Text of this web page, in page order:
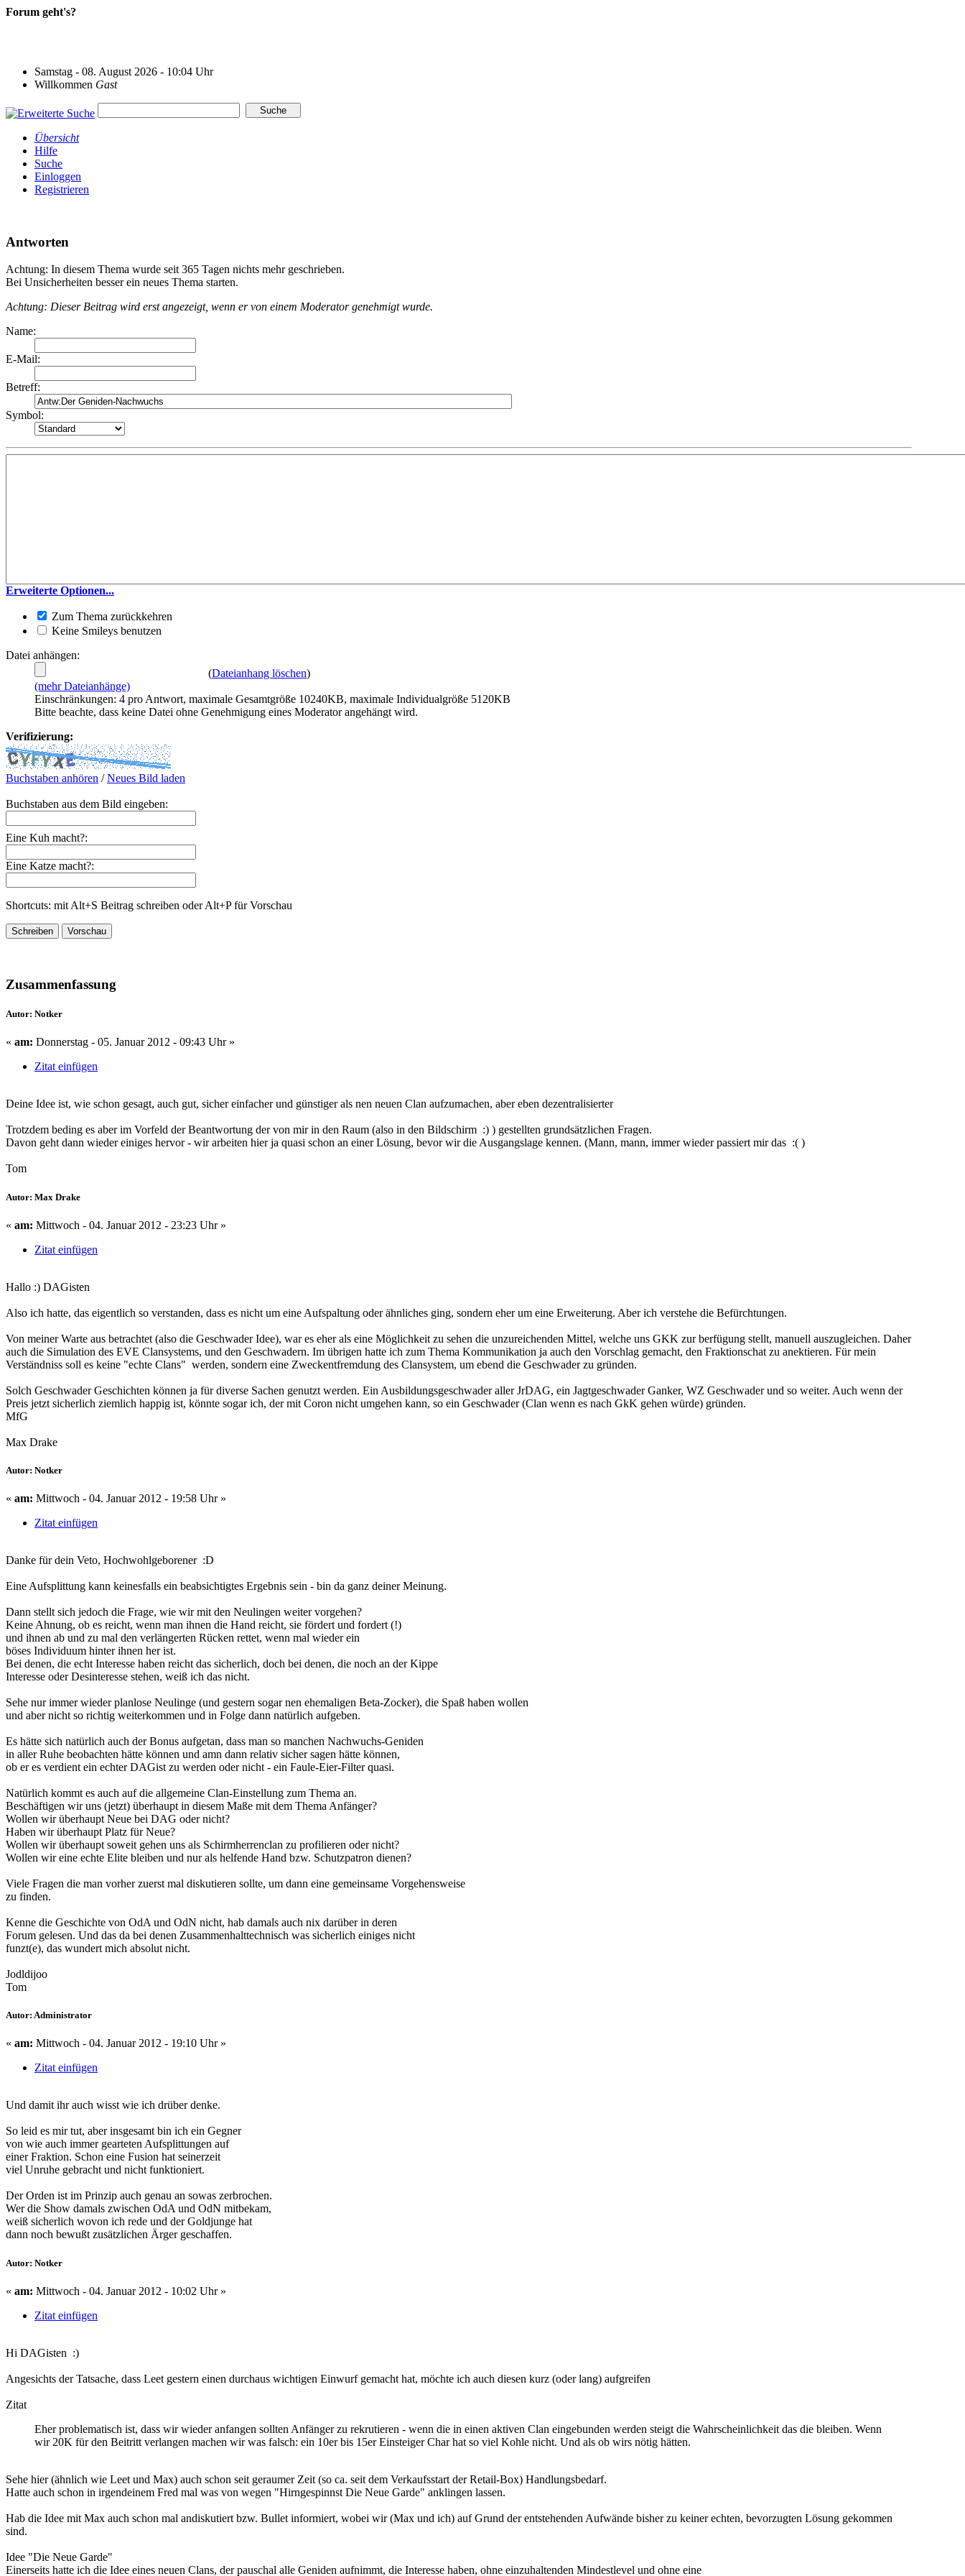
Forum geht's?
Samstag - 08. August 2026 - 10:04 Uhr
Willkommen Gast
Übersicht
Hilfe
Suche
Einloggen
Registrieren
Antworten
Achtung: In diesem Thema wurde seit 365 Tagen nichts mehr geschrieben.
Bei Unsicherheiten besser ein neues Thema starten.
Achtung: Dieser Beitrag wird erst angezeigt, wenn er von einem Moderator genehmigt wurde.
Name:
E-Mail:
Betreff:
Symbol:
Erweiterte Optionen...
Zum Thema zurückkehren
Keine Smileys benutzen
Datei anhängen:
(Dateianhang löschen)
(mehr Dateianhänge)
Einschränkungen: 4 pro Antwort, maximale Gesamtgröße 10240KB, maximale Individualgröße 5120KB
Bitte beachte, dass keine Datei ohne Genehmigung eines Moderator angehängt wird.
Verifizierung:
Buchstaben anhören /Neues Bild laden
Buchstaben aus dem Bild eingeben:
Eine Kuh macht?:
Eine Katze macht?:
Shortcuts: mit Alt+S Beitrag schreiben oder Alt+P für Vorschau
Zusammenfassung
Autor: Notker
« am: Donnerstag - 05. Januar 2012 - 09:43 Uhr »
Zitat einfügen
Deine Idee ist, wie schon gesagt, auch gut, sicher einfacher und günstiger als nen neuen Clan aufzumachen, aber eben dezentralisierter
Trotzdem beding es aber im Vorfeld der Beantwortung der von mir in den Raum (also in den Bildschirm :) ) gestellten grundsätzlichen Fragen.
Davon geht dann wieder einiges hervor - wir arbeiten hier ja quasi schon an einer Lösung, bevor wir die Ausgangslage kennen. (Mann, mann, immer wieder passiert mir das :( )
Tom
Autor: Max Drake
« am: Mittwoch - 04. Januar 2012 - 23:23 Uhr »
Zitat einfügen
Hallo :) DAGisten
Also ich hatte, das eigentlich so verstanden, dass es nicht um eine Aufspaltung oder ähnliches ging, sondern eher um eine Erweiterung. Aber ich verstehe die Befürchtungen.
Von meiner Warte aus betrachtet (also die Geschwader Idee), war es eher als eine Möglichkeit zu sehen die unzureichenden Mittel, welche uns GKK zur berfügung stellt, manuell auszugleichen. Daher
auch die Simulation des EVE Clansystems, und den Geschwadern. Im übrigen hatte ich zum Thema Kommunikation ja auch den Vorschlag gemacht, den Fraktionschat zu anektieren. Für mein
Verständniss soll es keine "echte Clans" werden, sondern eine Zweckentfremdung des Clansystem, um ebend die Geschwader zu gründen.
Solch Geschwader Geschichten können ja für diverse Sachen genutzt werden. Ein Ausbildungsgeschwader aller JrDAG, ein Jagtgeschwader Ganker, WZ Geschwader und so weiter. Auch wenn der
Preis jetzt sicherlich ziemlich happig ist, könnte sogar ich, der mit Coron nicht umgehen kann, so ein Geschwader (Clan wenn es nach GkK gehen würde) gründen.
MfG
Max Drake
Autor: Notker
« am: Mittwoch - 04. Januar 2012 - 19:58 Uhr »
Zitat einfügen
Danke für dein Veto, Hochwohlgeborener :D
Eine Aufsplittung kann keinesfalls ein beabsichtigtes Ergebnis sein - bin da ganz deiner Meinung.
Dann stellt sich jedoch die Frage, wie wir mit den Neulingen weiter vorgehen?
Keine Ahnung, ob es reicht, wenn man ihnen die Hand reicht, sie fördert und fordert (!)
und ihnen ab und zu mal den verlängerten Rücken rettet, wenn mal wieder ein
böses Individuum hinter ihnen her ist.
Bei denen, die echt Interesse haben reicht das sicherlich, doch bei denen, die noch an der Kippe
Interesse oder Desinteresse stehen, weiß ich das nicht.
Sehe nur immer wieder planlose Neulinge (und gestern sogar nen ehemaligen Beta-Zocker), die Spaß haben wollen
und aber nicht so richtig weiterkommen und in Folge dann natürlich aufgeben.
Es hätte sich natürlich auch der Bonus aufgetan, dass man so manchen Nachwuchs-Geniden
in aller Ruhe beobachten hätte können und amn dann relativ sicher sagen hätte können,
ob er es verdient ein echter DAGist zu werden oder nicht - ein Faule-Eier-Filter quasi.
Natürlich kommt es auch auf die allgemeine Clan-Einstellung zum Thema an.
Beschäftigen wir uns (jetzt) überhaupt in diesem Maße mit dem Thema Anfänger?
Wollen wir überhaupt Neue bei DAG oder nicht?
Haben wir überhaupt Platz für Neue?
Wollen wir überhaupt soweit gehen uns als Schirmherrenclan zu profilieren oder nicht?
Wollen wir eine echte Elite bleiben und nur als helfende Hand bzw. Schutzpatron dienen?
Viele Fragen die man vorher zuerst mal diskutieren sollte, um dann eine gemeinsame Vorgehensweise
zu finden.
Kenne die Geschichte von OdA und OdN nicht, hab damals auch nix darüber in deren
Forum gelesen. Und das da bei denen Zusammenhalttechnisch was sicherlich einiges nicht
funzt(e), das wundert mich absolut nicht.
Jodldijoo
Tom
Autor: Administrator
« am: Mittwoch - 04. Januar 2012 - 19:10 Uhr »
Zitat einfügen
Und damit ihr auch wisst wie ich drüber denke.
So leid es mir tut, aber insgesamt bin ich ein Gegner
von wie auch immer gearteten Aufsplittungen auf
einer Fraktion. Schon eine Fusion hat seinerzeit
viel Unruhe gebracht und nicht funktioniert.
Der Orden ist im Prinzip auch genau an sowas zerbrochen.
Wer die Show damals zwischen OdA und OdN mitbekam,
weiß sicherlich wovon ich rede und der Goldjunge hat
dann noch bewußt zusätzlichen Ärger geschaffen.
Autor: Notker
« am: Mittwoch - 04. Januar 2012 - 10:02 Uhr »
Zitat einfügen
Hi DAGisten :)
Angesichts der Tatsache, dass Leet gestern einen durchaus wichtigen Einwurf gemacht hat, möchte ich auch diesen kurz (oder lang) aufgreifen
Zitat
Eher problematisch ist, dass wir wieder anfangen sollten Anfänger zu rekrutieren - wenn die in einen aktiven Clan eingebunden werden steigt die Wahrscheinlichkeit das die bleiben. Wenn
wir 20K für den Beitritt verlangen machen wir was falsch: ein 10er bis 15er Einsteiger Char hat so viel Kohle nicht. Und als ob wirs nötig hätten.
Sehe hier (ähnlich wie Leet und Max) auch schon seit geraumer Zeit (so ca. seit dem Verkaufsstart der Retail-Box) Handlungsbedarf.
Hatte auch schon in irgendeinem Fred mal was von wegen "Hirngespinnst Die Neue Garde" anklingen lassen.
Hab die Idee mit Max auch schon mal andiskutiert bzw. Bullet informiert, wobei wir (Max und ich) auf Grund der entstehenden Aufwände bisher zu keiner echten, bevorzugten Lösung gekommen
sind.
Idee "Die Neue Garde"
Einerseits hatte ich die Idee eines neuen Clans, der pauschal alle Geniden aufnimmt, die Interesse haben, ohne einzuhaltenden Mindestlevel und ohne eine